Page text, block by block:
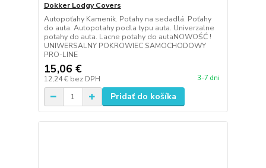
Dokker Lodgy Covers
Autopoťahy Kamenik. Poťahy na sedadlá. Poťahy
do auta. Autopotahy podla typu auta. Univerzalne
potahy do auta. Lacne potahy do autaNOWOŚĆ !
UNIWERSALNY POKROWIEC SAMOCHODOWY
PRO-LINE
15,06 €
12,24 € bez DPH 3-7 dni
Pridať do košíka